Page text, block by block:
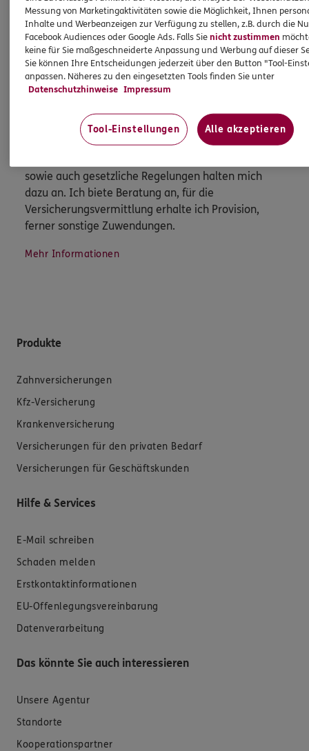
Mehr erfahren
HINWEIS
Ich bin verpflichtet, Ihnen Auskünfte zu meiner
sowie auch gesetzliche Regelungen halten mich
dazu an. Ich biete Beratung an, für die
Versicherungsvermittlung erhalte ich Provision,
ferner sonstige Zuwendungen.
Mehr Informationen
Produkte
Zahnversicherungen
Kfz-Versicherung
Krankenversicherung
Versicherungen für den privaten Bedarf
Versicherungen für Geschäftskunden
Hilfe & Services
E-Mail schreiben
Schaden melden
Erstkontaktinformationen
EU-Offenlegungsvereinbarung
Datenverarbeitung
Das könnte Sie auch interessieren
Unsere Agentur
Standorte
Kooperationspartner
Messung von Marketingaktivitäten sowie die Möglichkeit, Ihnen
Inhalte und Werbeanzeigen zur Verfügung zu stellen, z.B. durch die
Facebook Audiences oder Google Ads. Falls Sienicht zustimmen
keine für Sie maßgeschneiderte Anpassung und Werbung auf dieser
Sie können Ihre Entscheidungen jederzeit über den Button "Tool-
anpassen. Näheres zu den eingesetzten Tools finden Sie unter
Datenschutzhinweise Impressum
Tool-Einstellungen Alle akzeptieren